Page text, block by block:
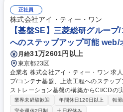
団など 【お問い合わせ内容】■製品の使
【マネジメント業務】■KPI管理と進捗モ
価■シフト・リソース管理 募集職種 【カスタマーサポート/プレイングマ
ネージャー候補】完全週休2日/年休120
正社員
株式会社アイ・ティー・ワン
【基盤SE】三菱総研グルー
へのステップアップ可能 web/
月給31万2601円以上
東京都23区
企業名 株式会社アイ・ティー・ワン 求人名 【基盤SE】三菱総研グルー
プ/コンテナ基盤、上流工程へのステップアップ可能 仕
ストレーション基盤の構築からCI/CDの
た基盤設計/構築・運用開発に携わって
イン設計、上流工程へのステップアップが可能！ ・コンテナ
業界未経験歓迎 年間休日120日以上 転勤
完全週休2日制
土日祝休み